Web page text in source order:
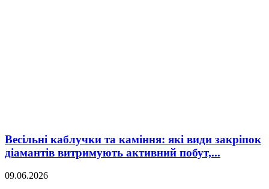
Весільні каблучки та каміння: які види закріпок
діамантів витримують активний побут,...
09.06.2026